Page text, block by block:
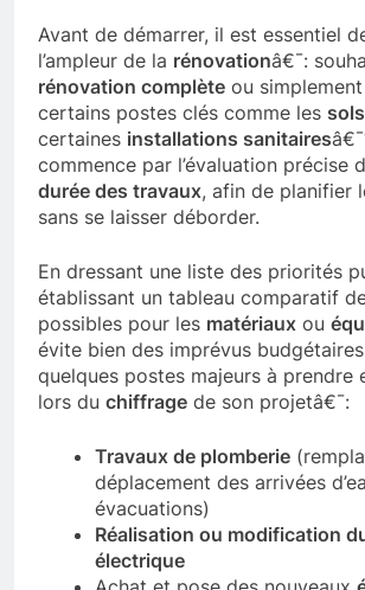
Avant de démarrer, il est essentiel
l’ampleur de la rénovationâ€¯:
rénovation complète ou
certains postes clés comme les sols
certaines installations sanitaires
commence par l’évaluation précise
durée des travaux, afin de planifier
sans se laisser déborder.
En dressant une liste des priorités
établissant un tableau comparatif
possibles pour les matériaux ou
évite bien des imprévus
quelques postes majeurs à prendre
lors du chiffrage de son projetâ€¯:
Travaux de plomberie
déplacement des arrivées
évacuations)
Réalisation ou modification
électrique